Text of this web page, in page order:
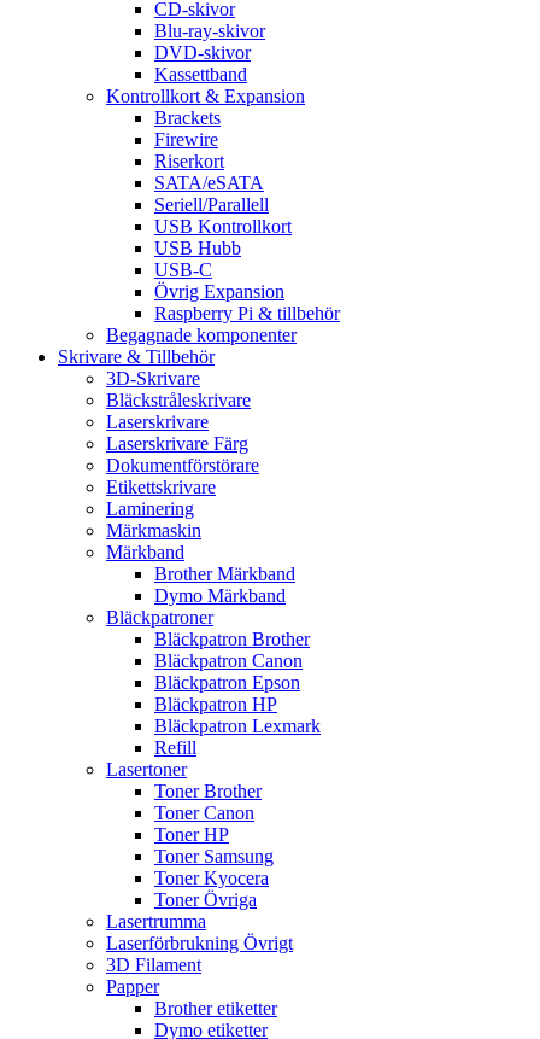
CD-skivor
Blu-ray-skivor
DVD-skivor
Kassettband
Kontrollkort & Expansion
Brackets
Firewire
Riserkort
SATA/eSATA
Seriell/Parallell
USB Kontrollkort
USB Hubb
USB-C
Övrig Expansion
Raspberry Pi & tillbehör
Begagnade komponenter
Skrivare & Tillbehör
3D-Skrivare
Bläckstråleskrivare
Laserskrivare
Laserskrivare Färg
Dokumentförstörare
Etikettskrivare
Laminering
Märkmaskin
Märkband
Brother Märkband
Dymo Märkband
Bläckpatroner
Bläckpatron Brother
Bläckpatron Canon
Bläckpatron Epson
Bläckpatron HP
Bläckpatron Lexmark
Refill
Lasertoner
Toner Brother
Toner Canon
Toner HP
Toner Samsung
Toner Kyocera
Toner Övriga
Lasertrumma
Laserförbrukning Övrigt
3D Filament
Papper
Brother etiketter
Dymo etiketter